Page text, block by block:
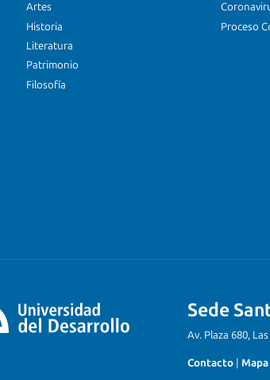
Artes
Historia
Literatura
Patrimonio
Filosofía
Proceso
Sede
Av. Plaza 680,
Contacto Mapa